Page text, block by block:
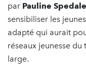
par Pauline Spedale
sensibiliser les
adapté qui aurait
réseaux jeunesse
large.